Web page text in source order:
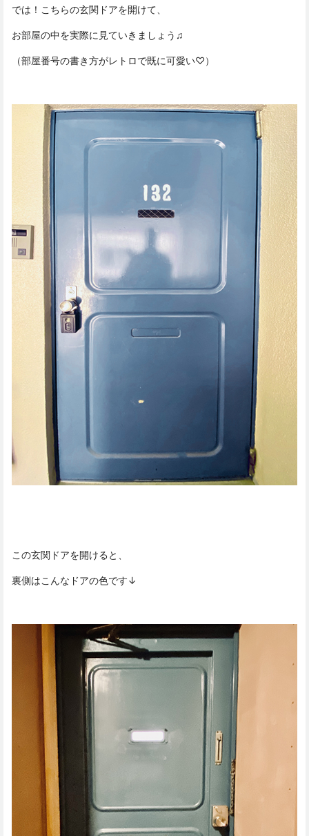
では！こちらの玄関ドアを開けて、
お部屋の中を実際に見ていきましょう♫
（部屋番号の書き方がレトロで既に可愛い♡）
この玄関ドアを開けると、
裏側はこんなドアの色です↓